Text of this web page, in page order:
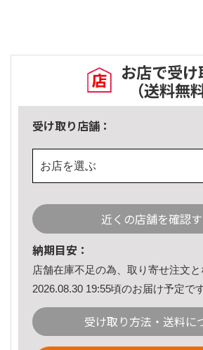
お店で受け
（送料無
受け取り店舗：
お店を選ぶ
近くの店舗を確認
納期目安：
店舗在庫不足の為、取り寄せ注文と
2026.08.30 19:55頃のお届け予定です
受け取り方法・送料に